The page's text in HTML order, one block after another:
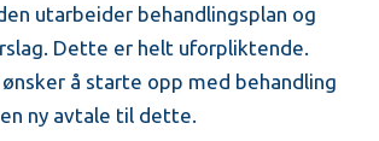
utarbeider behandlingsplan og
Dette er helt uforpliktende.
å starte opp med behandling
ny avtale til dette.